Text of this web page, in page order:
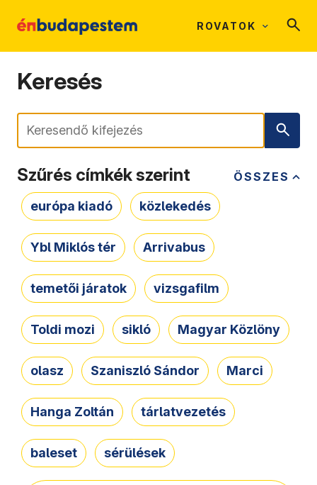
ROVATOK
Keresés
Keresés
ÖSSZES
Szűrés címkék szerint
európa kiadó közlekedés
Ybl Miklós tér Arrivabus
temetői járatok vizsgafilm
Toldi mozi sikló Magyar Közlöny
olasz Szaniszló Sándor Marci
Hanga Zoltán tárlatvezetés
baleset sérülések